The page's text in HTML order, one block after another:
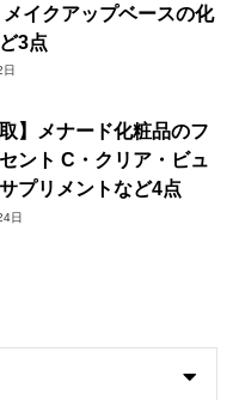
メイクアップベースの化
3点
取】メナード化粧品のフ
ント C・クリア・ビュ
プリメントなど4点
日